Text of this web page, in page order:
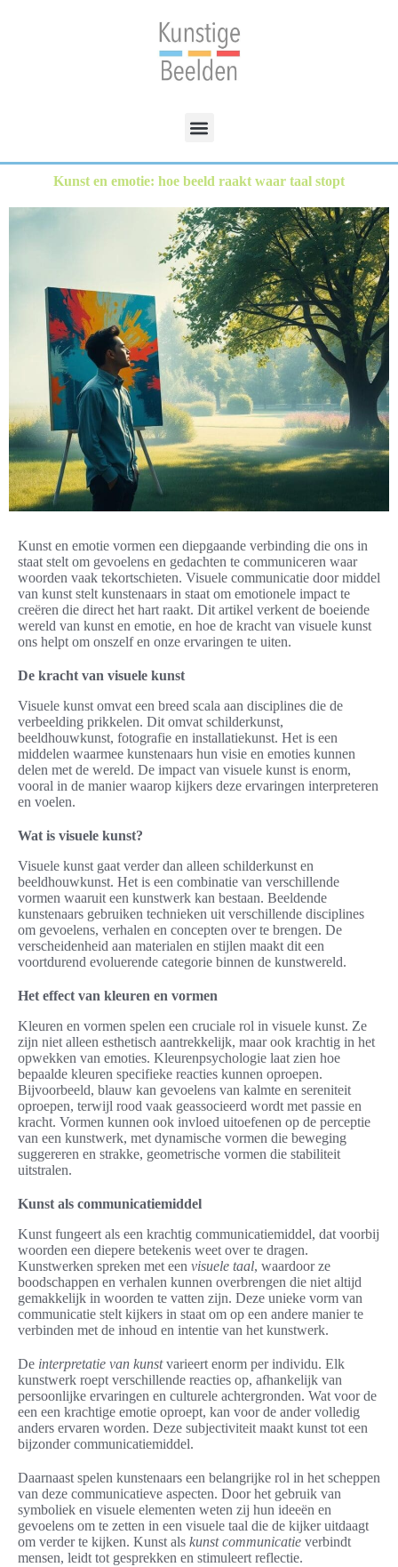
Kunst en emotie: hoe beeld raakt waar taal stopt
Kunst en emotie vormen een diepgaande verbinding die ons in
staat stelt om gevoelens en gedachten te communiceren waar
woorden vaak tekortschieten. Visuele communicatie door middel
van kunst stelt kunstenaars in staat om emotionele impact te
creëren die direct het hart raakt. Dit artikel verkent de boeiende
wereld van kunst en emotie, en hoe de kracht van visuele kunst
ons helpt om onszelf en onze ervaringen te uiten.
De kracht van visuele kunst
Visuele kunst omvat een breed scala aan disciplines die de
verbeelding prikkelen. Dit omvat schilderkunst,
beeldhouwkunst, fotografie en installatiekunst. Het is een
middelen waarmee kunstenaars hun visie en emoties kunnen
delen met de wereld. De impact van visuele kunst is enorm,
vooral in de manier waarop kijkers deze ervaringen interpreteren
en voelen.
Wat is visuele kunst?
Visuele kunst gaat verder dan alleen schilderkunst en
beeldhouwkunst. Het is een combinatie van verschillende
vormen waaruit een kunstwerk kan bestaan. Beeldende
kunstenaars gebruiken technieken uit verschillende disciplines
om gevoelens, verhalen en concepten over te brengen. De
verscheidenheid aan materialen en stijlen maakt dit een
voortdurend evoluerende categorie binnen de kunstwereld.
Het effect van kleuren en vormen
Kleuren en vormen spelen een cruciale rol in visuele kunst. Ze
zijn niet alleen esthetisch aantrekkelijk, maar ook krachtig in het
opwekken van emoties. Kleurenpsychologie laat zien hoe
bepaalde kleuren specifieke reacties kunnen oproepen.
Bijvoorbeeld, blauw kan gevoelens van kalmte en sereniteit
oproepen, terwijl rood vaak geassocieerd wordt met passie en
kracht. Vormen kunnen ook invloed uitoefenen op de perceptie
van een kunstwerk, met dynamische vormen die beweging
suggereren en strakke, geometrische vormen die stabiliteit
uitstralen.
Kunst als communicatiemiddel
Kunst fungeert als een krachtig communicatiemiddel, dat voorbij
woorden een diepere betekenis weet over te dragen.
Kunstwerken spreken met een visuele taal, waardoor ze
boodschappen en verhalen kunnen overbrengen die niet altijd
gemakkelijk in woorden te vatten zijn. Deze unieke vorm van
communicatie stelt kijkers in staat om op een andere manier te
verbinden met de inhoud en intentie van het kunstwerk.
De interpretatie van kunstvarieert enorm per individu. Elk
kunstwerk roept verschillende reacties op, afhankelijk van
persoonlijke ervaringen en culturele achtergronden. Wat voor de
een een krachtige emotie oproept, kan voor de ander volledig
anders ervaren worden. Deze subjectiviteit maakt kunst tot een
bijzonder communicatiemiddel.
Daarnaast spelen kunstenaars een belangrijke rol in het scheppen
van deze communicatieve aspecten. Door het gebruik van
symboliek en visuele elementen weten zij hun ideeën en
gevoelens om te zetten in een visuele taal die de kijker uitdaagt
om verder te kijken. Kunst als kunst communicatie verbindt
mensen, leidt tot gesprekken en stimuleert reflectie.